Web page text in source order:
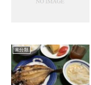
未分類